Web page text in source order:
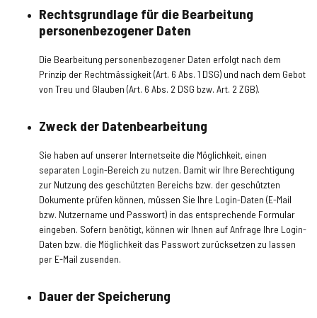
Rechtsgrundlage für die Bearbeitung
personenbezogener Daten
Die Bearbeitung personenbezogener Daten erfolgt nach dem
Prinzip der Rechtmässigkeit (Art. 6 Abs. 1 DSG) und nach dem Gebot
von Treu und Glauben (Art. 6 Abs. 2 DSG bzw. Art. 2 ZGB).
Zweck der Datenbearbeitung
Sie haben auf unserer Internetseite die Möglichkeit, einen
separaten Login-Bereich zu nutzen. Damit wir Ihre Berechtigung
zur Nutzung des geschützten Bereichs bzw. der geschützten
Dokumente prüfen können, müssen Sie Ihre Login-Daten (E-Mail
bzw. Nutzername und Passwort) in das entsprechende Formular
eingeben. Sofern benötigt, können wir Ihnen auf Anfrage Ihre Login-
Daten bzw. die Möglichkeit das Passwort zurücksetzen zu lassen
per E-Mail zusenden.
Dauer der Speicherung